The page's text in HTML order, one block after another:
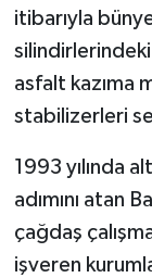
itibarıyla
asfalt kazıma
stabilizerleri
1993 yılında
adımını atan
çağdaş
işveren